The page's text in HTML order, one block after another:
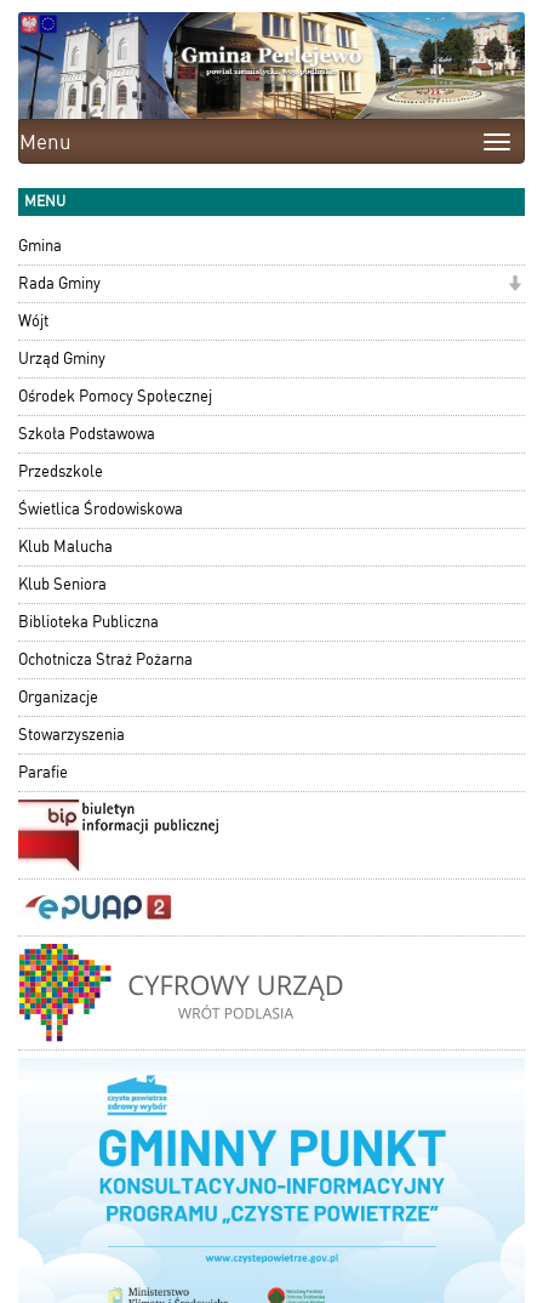
Toggle
Menu
MENU
Gmina
Rada Gminy
Wójt
Urząd Gminy
Ośrodek Pomocy Społecznej
Szkoła Podstawowa
Przedszkole
Świetlica Środowiskowa
Klub Malucha
Klub Seniora
Biblioteka Publiczna
Ochotnicza Straż Pożarna
Organizacje
Stowarzyszenia
Parafie